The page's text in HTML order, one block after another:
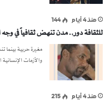
منذ 4 أيام 144
للثقافة دور.. مدن تنهض ثقافياً في
مغيرة حربية بينما
والأزمات
منذ 4 أيام 215